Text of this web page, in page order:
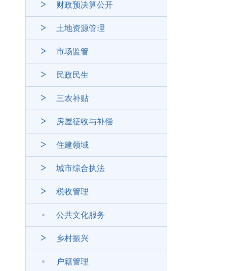
财政预决算公开
土地资源管理
市场监管
民政民生
三农补贴
房屋征收与补偿
住建领域
城市综合执法
税收管理
公共文化服务
乡村振兴
户籍管理